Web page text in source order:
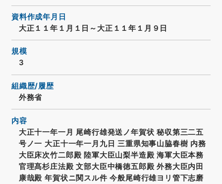
資料作成年月日
大正１１年１月１日～大正１１年１月９日
規模
3
組織歴/履歴
外務省
内容
大正十一年一月 尾崎行雄発送ノ年賀状 秘収第三二五
号ノ一 大正十一年一月九日 三重県知事山脇春樹 内務
大臣床次竹二郎殿 陸軍大臣山梨半造殿 海軍大臣本務
官理髙杉庄法殿 文部大臣中橋徳五郎殿 外務大臣内田
康哉殿 年賀状ニ関スル件 今般尾崎行雄ヨリ管下志磨